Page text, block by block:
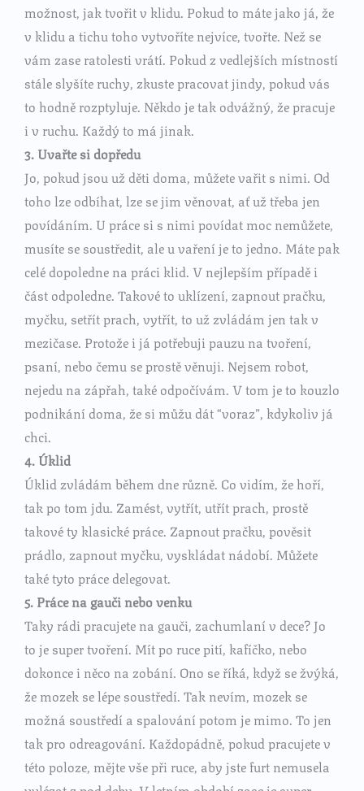
možnost, jak tvořit v klidu. Pokud to máte jako já, že
v klidu a tichu toho vytvoříte nejvíce, tvořte. Než se
vám zase ratolesti vrátí. Pokud z vedlejších místností
stále slyšíte ruchy, zkuste pracovat jindy, pokud vás
to hodně rozptyluje. Někdo je tak odvážný, že pracuje
i v ruchu. Každý to má jinak.
3. Uvařte si dopředu
Jo, pokud jsou už děti doma, můžete vařit s nimi. Od
toho lze odbíhat, lze se jim věnovat, ať už třeba jen
povídáním. U práce si s nimi povídat moc nemůžete,
musíte se soustředit, ale u vaření je to jedno. Máte pak
celé dopoledne na práci klid. V nejlepším případě i
část odpoledne. Takové to uklízení, zapnout pračku,
myčku, setřít prach, vytřít, to už zvládám jen tak v
mezičase. Protože i já potřebuji pauzu na tvoření,
psaní, nebo čemu se prostě věnuji. Nejsem robot,
nejedu na zápřah, také odpočívám. V tom je to kouzlo
podnikání doma, že si můžu dát “voraz”, kdykoliv já
chci.
4. Úklid
Úklid zvládám během dne různě. Co vidím, že hoří,
tak po tom jdu. Zamést, vytřít, utřít prach, prostě
takové ty klasické práce. Zapnout pračku, pověsit
prádlo, zapnout myčku, vyskládat nádobí. Můžete
také tyto práce delegovat.
5. Práce na gauči nebo venku
Taky rádi pracujete na gauči, zachumlaní v dece? Jo
to je super tvoření. Mít po ruce pití, kafíčko, nebo
dokonce i něco na zobání. Ono se říká, když se žvýká,
že mozek se lépe soustředí. Tak nevím, mozek se
možná soustředí a spalování potom je mimo. To jen
tak pro odreagování. Každopádně, pokud pracujete v
této poloze, mějte vše při ruce, aby jste furt nemusela